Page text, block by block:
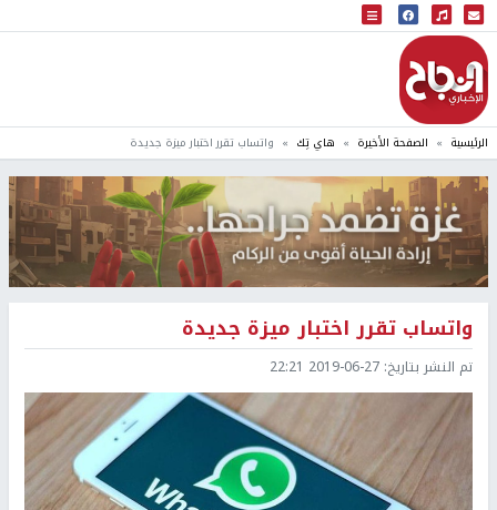
البث المباشر
إذاعة النجاح
الرئيسية الصفحة الأخيرة هاي تِك واتساب تقرر اختبار ميزة جديدة
واتساب تقرر اختبار ميزة جديدة
تم النشر بتاريخ: 2019-06-27 22:21